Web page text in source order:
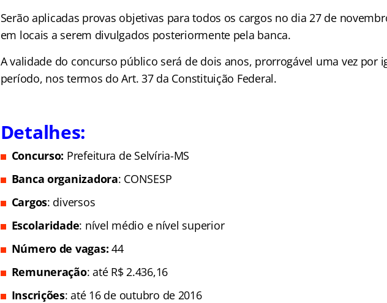
Serão aplicadas provas objetivas para todos os cargos no dia 27 de
em locais a serem divulgados posteriormente pela banca.
A validade do concurso público será de dois anos, prorrogável uma vez por
período, nos termos do Art. 37 da Constituição Federal.
Detalhes:
Concurso: Prefeitura de Selvíria-MS
Banca organizadora: CONSESP
Cargos: diversos
Escolaridade: nível médio e nível superior
Número de vagas:44
Remuneração: até R$ 2.436,16
Inscrições: até 16 de outubro de 2016